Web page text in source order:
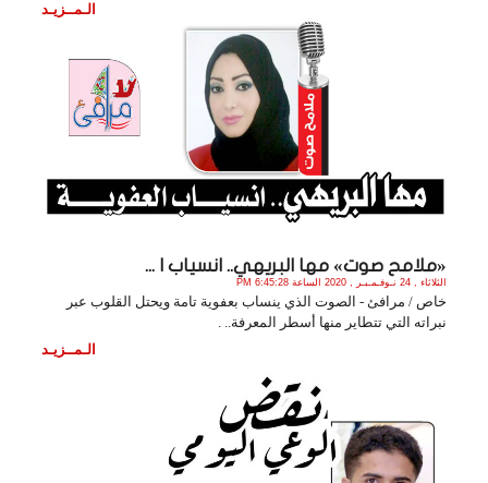
الـمــزيـد
«ملامح صوت» مها البريهي.. انسياب ا ...
الثلاثاء , 24 نـوفـمـبـر , 2020 الساعة 6:45:28 PM
خاص / مرافئ - الصوت الذي ينساب بعفوية تامة ويحتل القلوب عبر
نبراته التي تتطاير منها أسطر المعرفة.. .
الـمــزيـد